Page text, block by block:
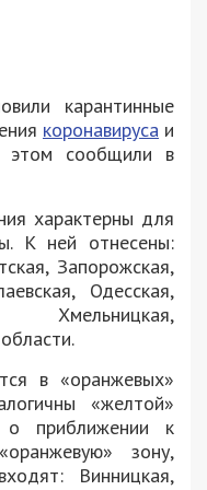
карантинные
коронавируса и
этом сообщили в
характерны для
К ней отнесены:
Запорожская,
Одесская,
Хмельницкая,
в «оранжевых»
«желтой»
о приближении к
зону,
Винницкая,